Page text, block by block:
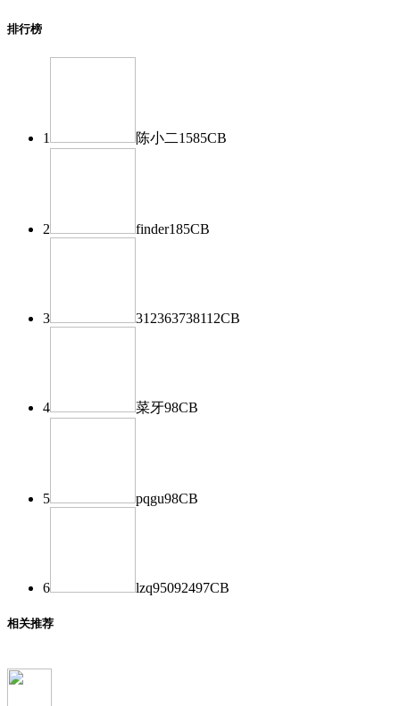
排行榜
1 陈小二1585CB
2 finder185CB
3 312363738112CB
4 菜牙98CB
5 pqgu98CB
6 lzq95092497CB
相关推荐